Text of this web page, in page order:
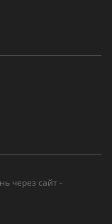
через сайт -